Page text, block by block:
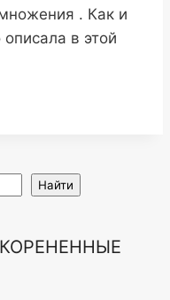
. Как и
в этой
Найти